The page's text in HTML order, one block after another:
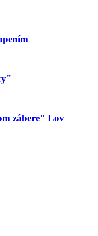
zábere" Lov